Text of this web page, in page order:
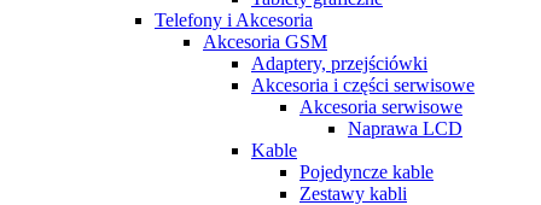
Telefony i Akcesoria
Akcesoria GSM
Adaptery, przejściówki
Akcesoria i części serwisowe
Akcesoria serwisowe
Naprawa LCD
Kable
Pojedyncze kable
Zestawy kabli